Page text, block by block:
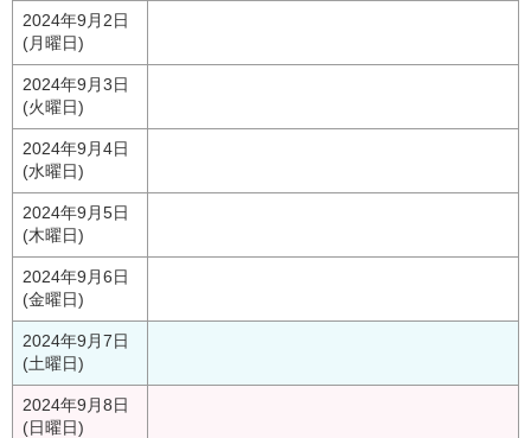
2024年9月2日
(月曜日)
2024年9月3日
(火曜日)
2024年9月4日
(水曜日)
2024年9月5日
(木曜日)
2024年9月6日
(金曜日)
2024年9月7日
(土曜日)
2024年9月8日
(日曜日)